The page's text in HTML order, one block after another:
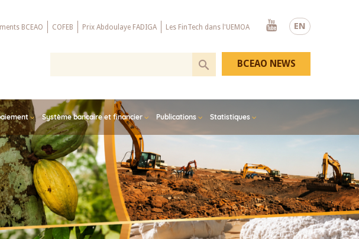
EN
BCEAO COFEB Prix Abdoulaye FADIGA Les FinTech dans l'UEMOA
Youtube
Système bancaire et financier Publications Statistiques
BCEAO NEWS